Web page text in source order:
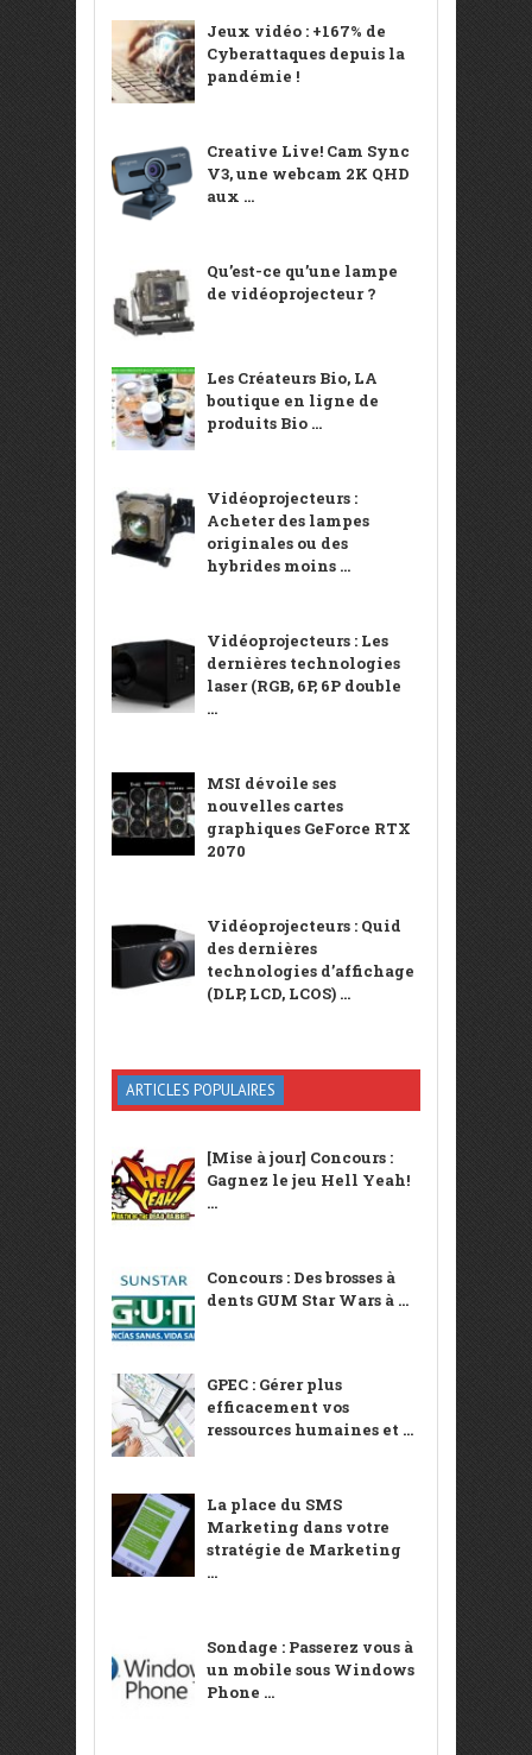
Jeux vidéo : +167% de
Cyberattaques depuis la
pandémie !
Creative Live! Cam Sync
V3, une webcam 2K QHD
aux ...
Qu’est-ce qu’une lampe
de vidéoprojecteur ?
Les Créateurs Bio, LA
boutique en ligne de
produits Bio ...
Vidéoprojecteurs :
Acheter des lampes
originales ou des
hybrides moins ...
Vidéoprojecteurs : Les
dernières technologies
laser (RGB, 6P, 6P double
...
MSI dévoile ses
nouvelles cartes
graphiques GeForce RTX
2070
Vidéoprojecteurs : Quid
des dernières
technologies d’affichage
(DLP, LCD, LCOS) ...
ARTICLES POPULAIRES
[Mise à jour] Concours :
Gagnez le jeu Hell Yeah!
...
Concours : Des brosses à
dents GUM Star Wars à ...
GPEC : Gérer plus
efficacement vos
ressources humaines et ...
La place du SMS
Marketing dans votre
stratégie de Marketing
...
Sondage : Passerez vous à
un mobile sous Windows
Phone ...